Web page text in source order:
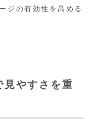
ジの有効性を高める
見やすさを重